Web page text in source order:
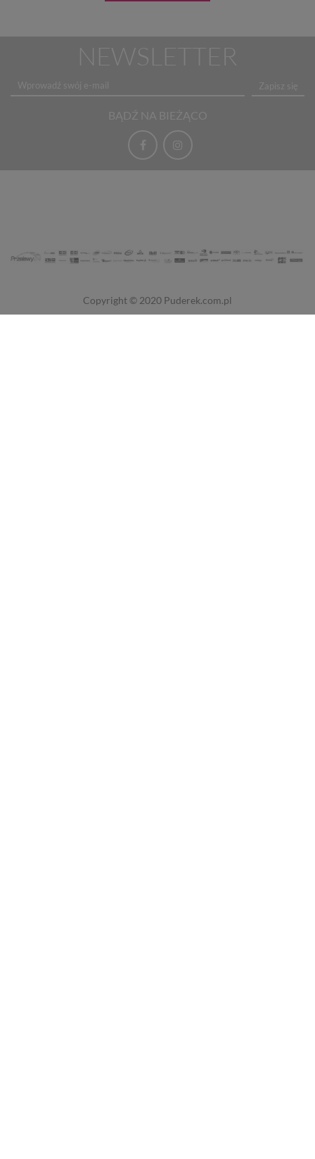
NEWSLETTER
Zapisz się
BĄDŹ NA BIEŻĄCO
Copyright © 2020 Puderek.com.pl